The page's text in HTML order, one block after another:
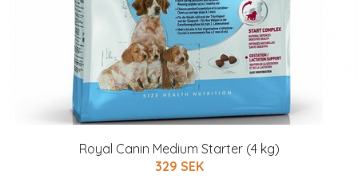
Royal Canin Medium Starter (4 kg)
329 SEK